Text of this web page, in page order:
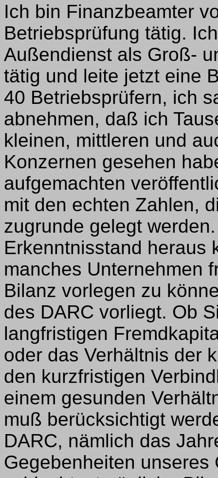
Ich bin Finanzbeamter
Betriebsprüfung tätig.
Außendienst als Groß-
tätig und leite jetzt eine
40 Betriebsprüfern, ich
abnehmen, daß ich
kleinen, mittleren und
Konzernen gesehen
aufgemachten
mit den echten Zahlen,
zugrunde gelegt
Erkenntnisstand heraus
manches Unternehmen
Bilanz vorlegen zu
des DARC vorliegt. Ob
langfristigen
oder das Verhältnis der
den kurzfristigen
einem gesunden
muß berücksichtigt
DARC, nämlich das
Gegebenheiten unseres